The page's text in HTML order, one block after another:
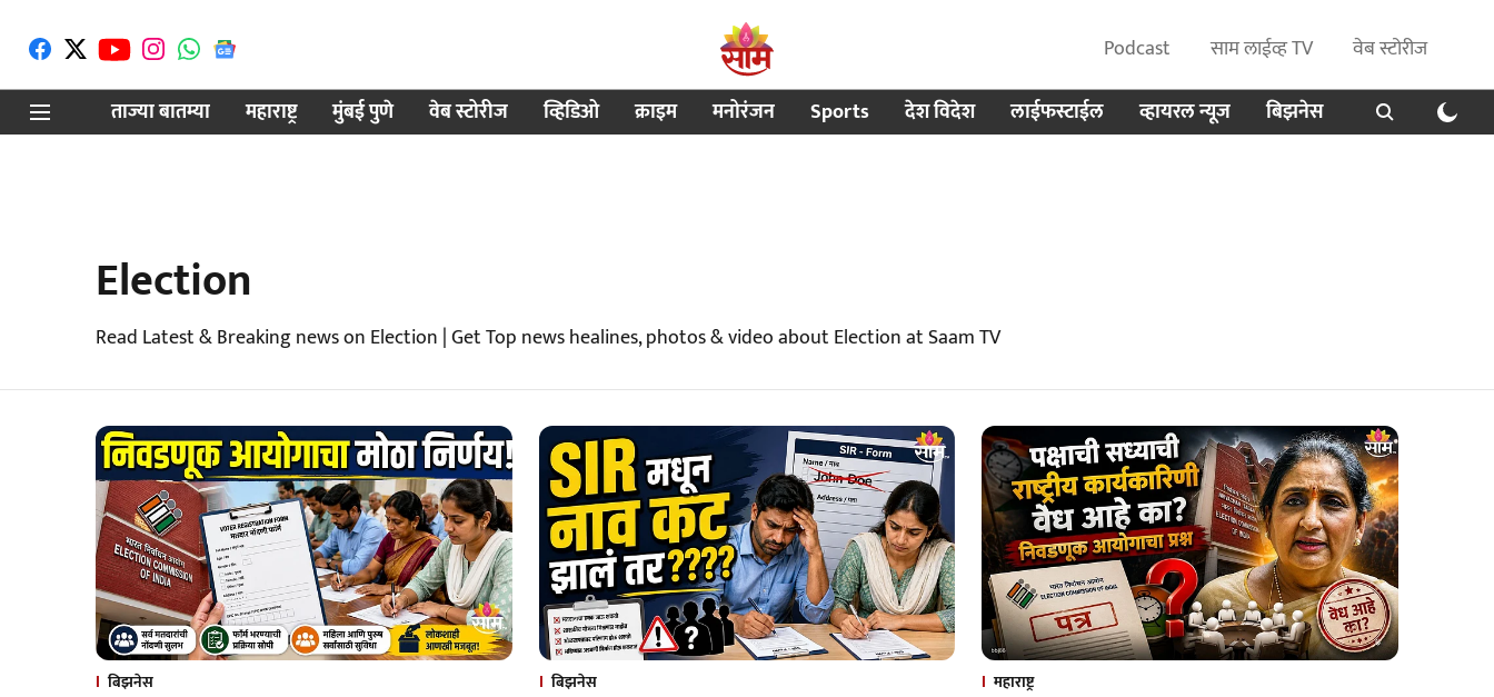
Podcast साम लाईव्ह TV
वेब स्टोरीज
ताज्या बातम्या
महाराष्ट्र मुंबई पुणे वेब स्टोरीज व्हिडिओ क्राइम मनोरंजन Sports देश विदेश लाईफस्टाईल व्हायरल न्यूज बिझनेस
Election
Read Latest & Breaking news on Election | Get Top news healines, photos & video about Election at Saam TV
बिझनेस बिझनेस महाराष्ट्र